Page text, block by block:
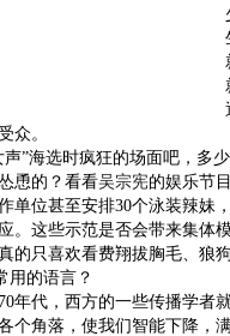
众。
海选时疯狂的场面吧，多
恿的？看看吴宗宪的娱乐节
单位甚至安排30个泳装辣妹
。这些示范是否会带来集体
的只喜欢看费翔拔胸毛、狼
用的语言？
代，西方的一些传播学者就
个角落，使我们智能下降，